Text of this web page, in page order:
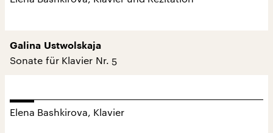
Galina Ustwolskaja
Sonate für Klavier Nr. 5
Elena Bashkirova, Klavier